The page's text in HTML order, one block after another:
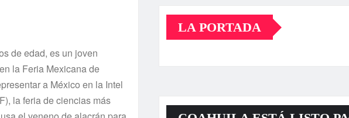
de edad, es un joven
la Feria Mexicana de
a México en la Intel
la feria de ciencias más
LA PORTADA